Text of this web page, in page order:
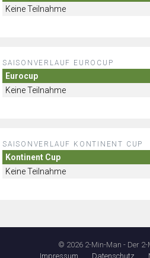
Keine Teilnahme
SAISONVERLAUF EUROCUP
Eurocup
Keine Teilnahme
SAISONVERLAUF KONTINENT CUP
Kontinent Cup
Keine Teilnahme
© 2026 2-Min-Man - Der
Impressum
Datenschutz